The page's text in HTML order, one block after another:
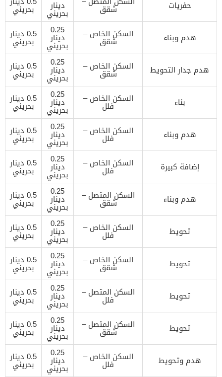
حفريات شقق دينار
بحريني بحريني
هدم وبناء السكن الخاص –
شقق
0.25
دينار
بحريني
0.5 دينار
بحريني
هدم جدار التحويط السكن الخاص –
شقق
0.25
دينار
بحريني
0.5 دينار
بحريني
بناء السكن الخاص –
فلل
0.25
دينار
بحريني
0.5 دينار
بحريني
هدم وبناء السكن الخاص –
فلل
0.25
دينار
بحريني
0.5 دينار
بحريني
إضافة كبيرة السكن الخاص –
فلل
0.25
دينار
بحريني
0.5 دينار
بحريني
هدم وبناء السكن المتصل –
شقق
0.25
دينار
بحريني
0.5 دينار
بحريني
تحويط السكن الخاص –
فلل
0.25
دينار
بحريني
0.5 دينار
بحريني
تحويط السكن الخاص –
شقق
0.25
دينار
بحريني
0.5 دينار
بحريني
تحويط السكن المتصل –
فلل
0.25
دينار
بحريني
0.5 دينار
بحريني
تحويط السكن المتصل –
شقق
0.25
دينار
بحريني
0.5 دينار
بحريني
هدم وتحويط السكن الخاص –
فلل
0.25
دينار
بحريني
0.5 دينار
بحريني